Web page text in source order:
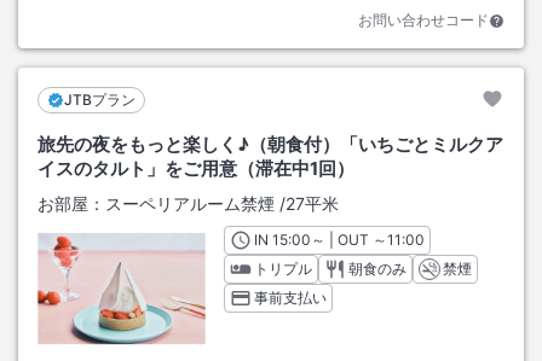
お問い合わせコード
JTBプラン
旅先の夜をもっと楽しく♪（朝食付）「いちごとミルクア
イスのタルト」をご用意（滞在中1回）
お部屋： スーペリアルーム禁煙 /27平米
INチェックイン
15:00 ～ | OUT チェックアウト
～11:00
トリプル
朝食のみ
禁煙
事前支払い